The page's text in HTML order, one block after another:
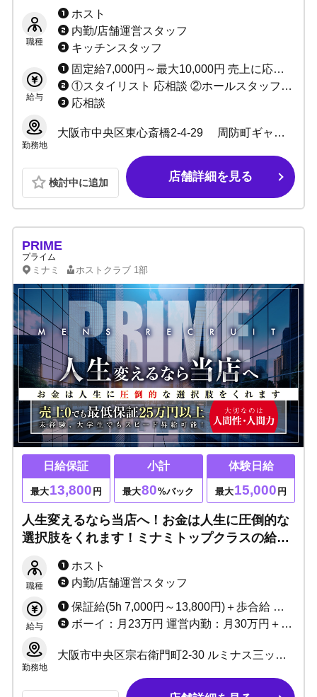
トどんどん入店中▶キミもこの波に乗れ！！
職種
ホスト
内勤/店舗運営スタッフ
キッチンスタッフ
給与
固定給7,000円～最大10,000円 売上に応じてインセンティブあり（最低60%～最高80%） ★完全日払い制 ※当店は保証制度ではなく固定給制度です。 保証は売上バックが保証金額を上回れば無くなってしまいますが、 固定給は売上バックが上回っても無くなりません。 「固定給+売上バック」があなたのお給料になります！！ 例：保証の場合、保証1万円で売上バック2万円なら、 売上バック2万円分があなたのお給料です。 固定給の場合、固定1万円で売上バック2万円なら、 固定+売上＝合計3万円がお給料です♪ 固定給は永久に無くなりませんのでご安心ください。
①スタイリスト 応相談 ②ホールスタッフ(ボーイ：内勤) 日給10,000円～ ③DJ・ダンサー 応相談 ③店舗運営スタッフ 1:日給10,000円～＋能力給 2:月給10万～40万＋能力給 ④管理職各種 1:日給7,000円～10,000円＋能力給 2:月給20万～40万円＋能力給(社員) ⑤サイト運営スタッフ 応相談
応相談
勤務地
大阪市中央区東心斎橋2-4-29 周防町ギャラクシービル 11F
検討中に追加 店舗詳細を見る
PRIME
プライム
ミナミ ホストクラブ 1部
日給保証
最大13,800 円
小計
最大80%バック
体験日給
最大15,000 円
人生変えるなら当店へ！お金は人生に圧倒的な
選択肢をくれます！ミナミトップクラスの給料
を歩みましょう！！
職種
ホスト
内勤/店舗運営スタッフ
給与
保証給(5h 7,000円～13,800円)＋歩合給 ※バック率60～90%!! +功労金+ボーナス多数 （新人さんがとりやすいボーナスをたくさん用意しています）
ボーイ：月23万円 運営内勤：月30万円＋能力給＋ボーナス
勤務地
大阪市中央区宗右衛門町2-30 ルミナス三ッ寺3F